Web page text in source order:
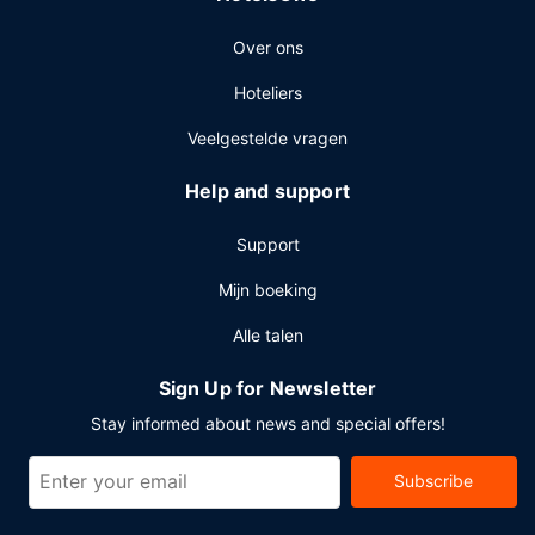
Over ons
Hoteliers
Veelgestelde vragen
Help and support
Support
Mijn boeking
Alle talen
Sign Up for Newsletter
Stay informed about news and special offers!
Subscribe